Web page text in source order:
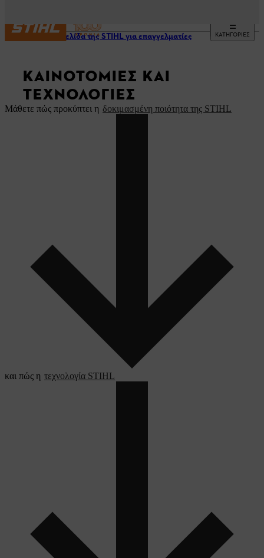
ΚΑΤΗΓΟΡΙΕΣ
Η ιστοσελίδα της STIHL για επαγγελματίες
ΚΑΙΝΟΤΟΜΊΕΣ ΚΑΙ
ΤΕΧΝΟΛΟΓΊΕΣ
Μάθετε πώς προκύπτει η δοκιμασμένη ποιότητα της STIHL
και πώς η τεχνολογία STIHL